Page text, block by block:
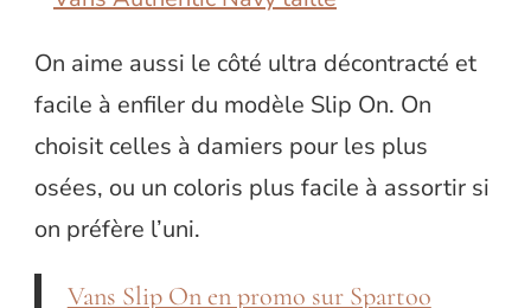
On aime aussi le côté ultra décontracté et
facile à enfiler du modèle Slip On. On
choisit celles à damiers pour les plus
osées, ou un coloris plus facile à assortir si
on préfère l’uni.
Vans Slip On en promo sur Spartoo